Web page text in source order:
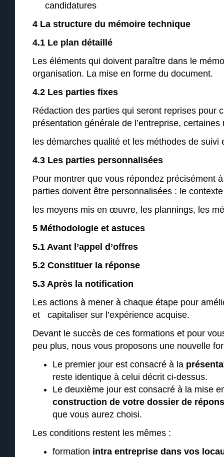
candidatures
4 La structure du mémoire technique
4.1 Le plan détaillé
Les éléments qui doivent paraître dans le
organisation. La mise en forme du document.
4.2 Les parties fixes
Rédaction des parties qui seront reprises pour
présentation générale de l’entreprise, certaines
les démarches qualité et les méthodes de
4.3 Les parties personnalisées
Pour montrer que vous répondez précisément
parties doivent être personnalisées : le
les moyens mis en œuvre, les plannings, les
5 Méthodologie et astuces
5.1 Avant l’appel d’offres
5.2 Constituer la réponse
5.3 Après la notification
Les actions à mener à chaque étape pour
et capitaliser sur l’expérience acquise.
Devant le succès de ces formations et pour
peu plus, nous vous proposons une nouvelle
Le premier jour est consacré à la
reste identique à celui décrit ci-dessus.
Le deuxième jour est consacré à la mise
construction de votre dossier de
que vous aurez choisi.
Les conditions restent les mêmes :
formation intra entreprise dans vos